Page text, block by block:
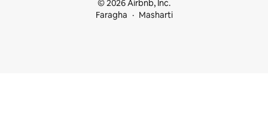
© 2026 Airbnb, Inc.
Faragha
Masharti